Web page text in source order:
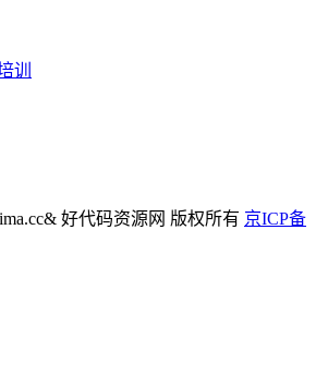
训
好代码资源网 版权所有 京ICP备